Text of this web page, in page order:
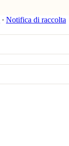
∙ Notifica di raccolta